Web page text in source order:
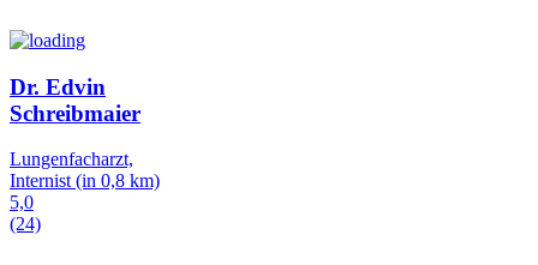
Dr. Edvin
Schreibmaier
Lungenfacharzt,
Internist (in 0,8 km)
5,0
(24)